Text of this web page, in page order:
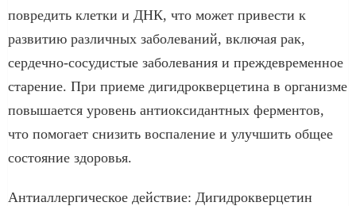
повредить клетки и ДНК, что может привести к
развитию различных заболеваний, включая рак,
сердечно-сосудистые заболевания и преждевременное
старение. При приеме дигидрокверцетина в организме
повышается уровень антиоксидантных ферментов,
что помогает снизить воспаление и улучшить общее
состояние здоровья.
Антиаллергическое действие: Дигидрокверцетин